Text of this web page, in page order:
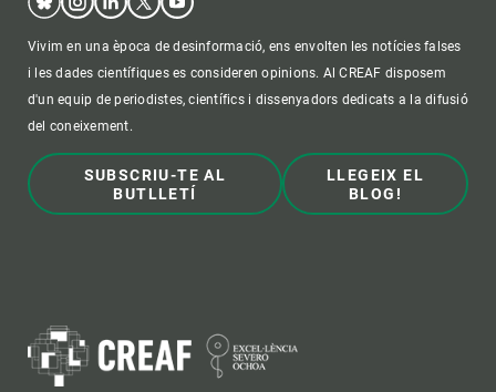
Vivim en una època de desinformació, ens envolten les notícies falses
i les dades científiques es consideren opinions. Al CREAF disposem
d'un equip de periodistes, científics i dissenyadors dedicats a la difusió
del coneixement.
SUBSCRIU-TE AL
BUTLLETÍ
LLEGEIX EL
BLOG!